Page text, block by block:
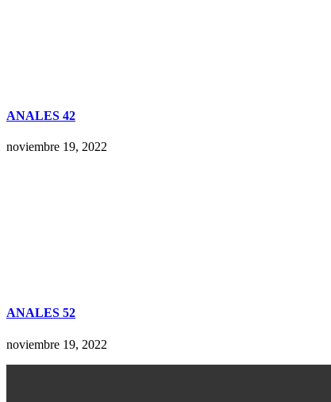
ANALES 42
noviembre 19, 2022
ANALES 52
noviembre 19, 2022